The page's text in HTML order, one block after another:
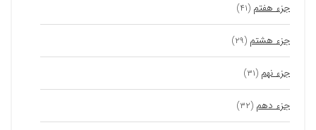
جزء هفتم (۴۱)
جزء هشتم (۲۹)
جزء نهم (۳۱)
جزء دهم (۳۲)